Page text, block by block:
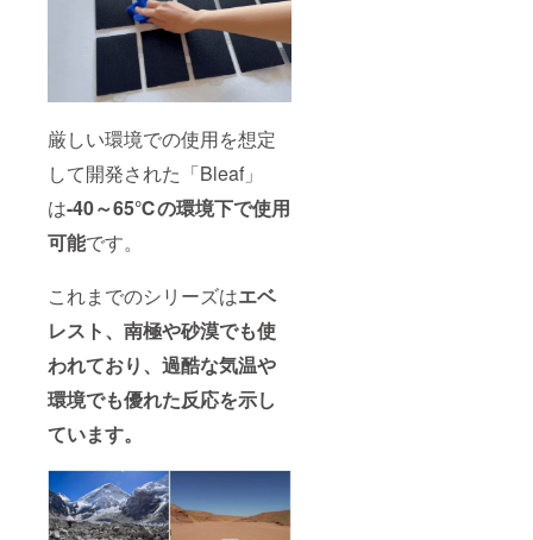
厳しい環境での使用を想定
して開発された「Bleaf」
は-40～65℃の環境下で使用
可能です。
これまでのシリーズはエベ
レスト、南極や砂漠でも使
われており、過酷な気温や
環境でも優れた反応を示し
ています。